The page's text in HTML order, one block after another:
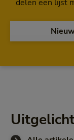
delen een lijst